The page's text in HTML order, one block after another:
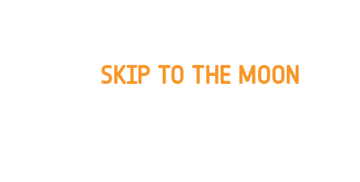
SKIP TO THE MOON